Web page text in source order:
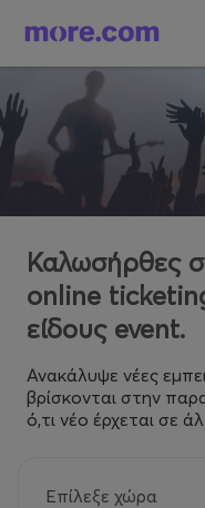
Καλωσήρθες
online
είδους event.
Ανακάλυψε νέες
βρίσκονται στην
ό,τι νέο έρχεται σε
Επίλεξε χώρα